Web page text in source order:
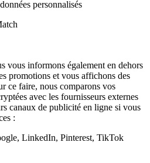
personnalisés
vous informons également en dehors
promotions et vous affichons des
ce faire, nous comparons vos
avec les fournisseurs externes
canaux de publicité en ligne si vous
:
LinkedIn, Pinterest, TikTok